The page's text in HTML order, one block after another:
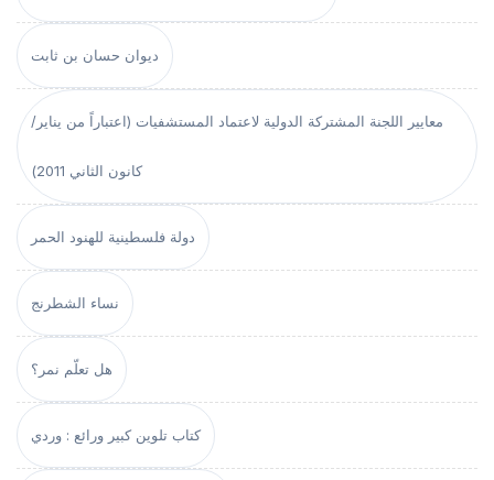
ديوان حسان بن ثابت
معايير اللجنة المشتركة الدولية لاعتماد المستشفيات (اعتباراً من يناير/
كانون الثاني 2011)
دولة فلسطينية للهنود الحمر
نساء الشطرنج
هل تعلّم نمر؟
كتاب تلوين كبير ورائع : وردي